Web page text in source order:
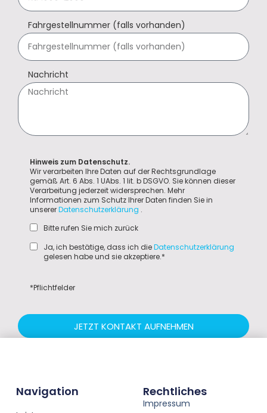
Fahrgestellnummer (falls vorhanden)
Nachricht
Hinweis zum Datenschutz.
Wir verarbeiten Ihre Daten auf der Rechtsgrundlage
gemäß Art. 6 Abs. 1 UAbs. 1 lit. b DSGVO. Sie können dieser
Verarbeitung jederzeit widersprechen. Mehr
Informationen zum Schutz Ihrer Daten finden Sie in
unsererDatenschutzerklärung .
Bitte rufen Sie mich zurück
Ja, ich bestätige, dass ich dieDatenschutzerklärung
gelesen habe und sie akzeptiere.*
*Pflichtfelder
JETZT KONTAKT AUFNEHMEN
Navigation Rechtliches
Impressum